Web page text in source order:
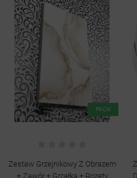
Zestaw Termostatyczny Kątowy
Do Grzejników Dolno-Zasilanych